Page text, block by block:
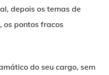
depois os temas de
os pontos fracos
do seu cargo, sem